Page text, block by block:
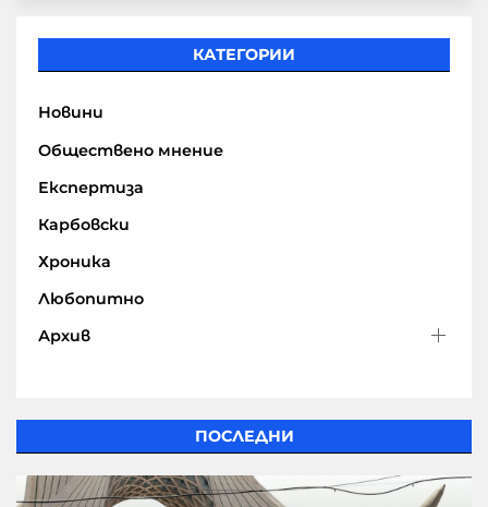
КАТЕГОРИИ
Новини
Обществено мнение
Експертиза
Карбовски
Хроника
Любопитно
Архив
ПОСЛЕДНИ